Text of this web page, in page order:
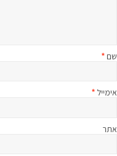
שם*
אימייל *
אתר